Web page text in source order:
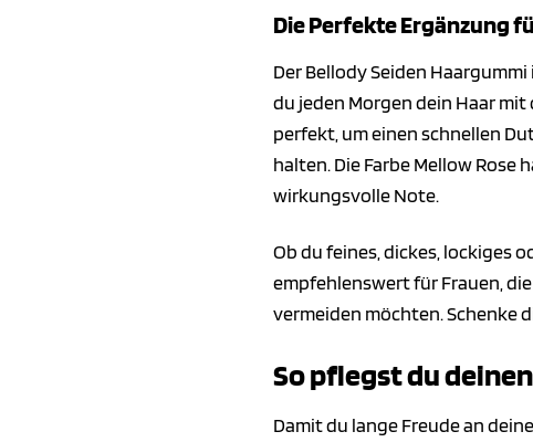
Die Perfekte Ergänzung
Der Bellody Seiden
du jeden Morgen dein Haar
perfekt, um einen schnellen
halten. Die Farbe Mellow
wirkungsvolle Note.
Ob du feines, dickes, lockiges
empfehlenswert für Frauen,
vermeiden möchten. Schenke
So pflegst du
Damit du lange Freude an